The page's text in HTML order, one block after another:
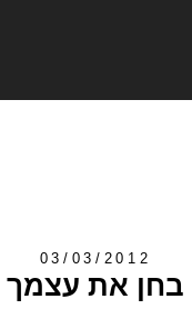
03/03/2012
בחן את עצמך